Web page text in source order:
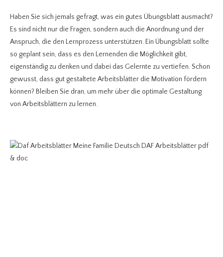
Haben Sie sich jemals gefragt, was ein gutes Übungsblatt ausmacht?
Es sind nicht nur die Fragen, sondern auch die Anordnung und der
Anspruch, die den Lernprozess unterstützen. Ein Übungsblatt sollte
so geplant sein, dass es den Lernenden die Möglichkeit gibt,
eigenständig zu denken und dabei das Gelernte zu vertiefen. Schon
gewusst, dass gut gestaltete Arbeitsblätter die Motivation fördern
können? Bleiben Sie dran, um mehr über die optimale Gestaltung
von Arbeitsblättern zu lernen.